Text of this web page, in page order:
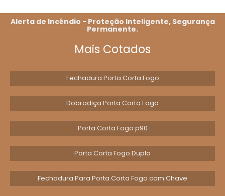
Alerta de Incêndio - Proteção Inteligente, Segurança
Permanente.
Mais Cotados
Fechadura Porta Corta Fogo
Dobradiça Porta Corta Fogo
Porta Corta Fogo p90
Porta Corta Fogo Dupla
Fechadura Para Porta Corta Fogo com Chave